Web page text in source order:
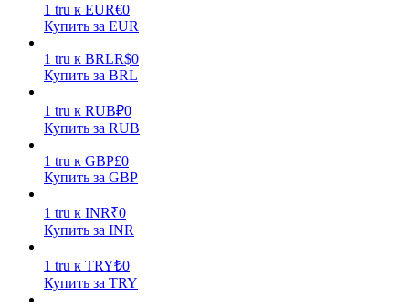
Заработок
Силовая свинья
1 tru к EUR€0
Купить за EUR
1 tru к BRLR$0
Купить за BRL
1 tru к RUB₽0
Купить за RUB
1 tru к GBP£0
Купить за GBP
1 tru к INR₹0
Купить за INR
1 tru к TRY₺0
Купить за TRY